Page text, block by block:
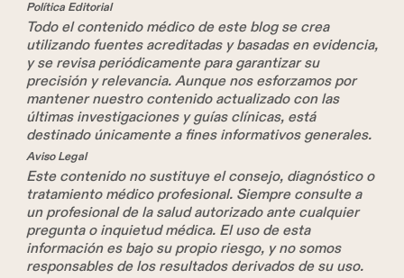
Política Editorial
Todo el contenido médico de este blog se crea
utilizando fuentes acreditadas y basadas en evidencia,
y se revisa periódicamente para garantizar su
precisión y relevancia. Aunque nos esforzamos por
mantener nuestro contenido actualizado con las
últimas investigaciones y guías clínicas, está
destinado únicamente a fines informativos generales.
Aviso Legal
Este contenido no sustituye el consejo, diagnóstico o
tratamiento médico profesional. Siempre consulte a
un profesional de la salud autorizado ante cualquier
pregunta o inquietud médica. El uso de esta
información es bajo su propio riesgo, y no somos
responsables de los resultados derivados de su uso.